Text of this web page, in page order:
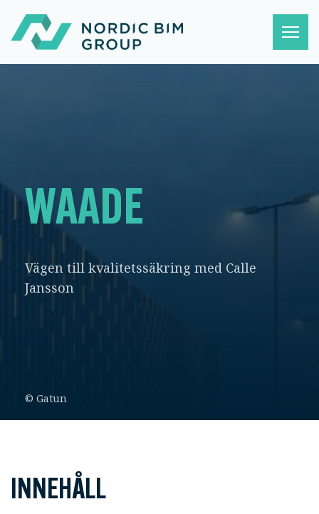
WAADE
Vägen till kvalitetssäkring med Calle
Jansson
© Gatun
INNEHÅLL